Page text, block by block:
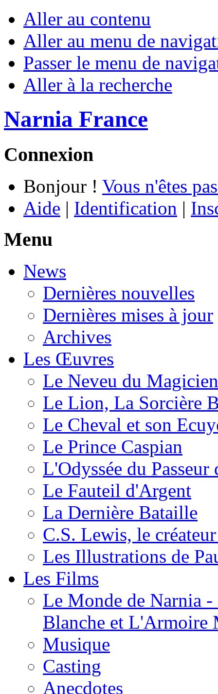
Aller au contenu
Aller au menu de
Passer le menu de
Aller à la recherche
Narnia France
Connexion
Bonjour ! Vous n'êtes
Aide | Identification |
Menu
News
Dernières nouvelles
Dernières mises à jour
Archives
Les Œuvres
Le Neveu du Magicien
Le Lion, La Sorcière
Le Cheval et son
Le Prince Caspian
L'Odyssée du
Le Fauteil d'Argent
La Dernière Bataille
C.S. Lewis, le
Les Illustrations de
Les Films
Le Monde de Narnia
Blanche et L'Armoire
Musique
Casting
Anecdotes